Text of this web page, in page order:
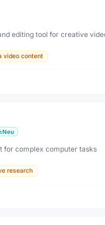
editing tool for creative
video content
Neu
for complex computer tasks
research